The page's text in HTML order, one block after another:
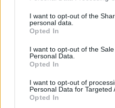
not limited to your visit or usage
grant or deny consent to
use your data for below
consent section.
I want to opt-out of the
personal data.
Opted In
I want to opt-out of the
Personal Data.
Opted In
I want to opt-out of
Personal Data for Targeted
Opted In
Tudjuk, hogy Beaumarchais
darabja amolyan szellemi
előrevetítette a 1789-es
minek lesz a szellemi
Nagy izzásban van a világ
veszi körül az embereket,
rendre. Nagy részük